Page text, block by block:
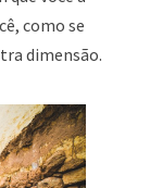
como se
dimensão.